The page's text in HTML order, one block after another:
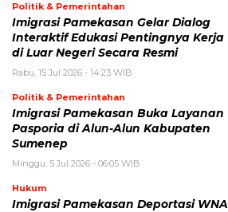
Politik & Pemerintahan
Imigrasi Pamekasan Gelar Dialog
Interaktif Edukasi Pentingnya Kerja
di Luar Negeri Secara Resmi
Rabu, 15 Jul 2026 - 14:23 WIB
Politik & Pemerintahan
Imigrasi Pamekasan Buka Layanan
Pasporia di Alun-Alun Kabupaten
Sumenep
Minggu, 5 Jul 2026 - 06:05 WIB
Hukum
Imigrasi Pamekasan Deportasi WNA